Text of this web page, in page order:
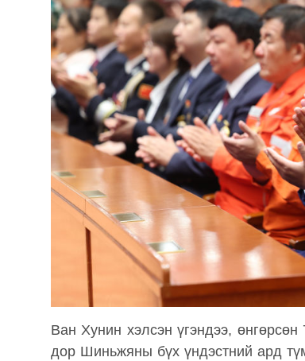
Ван Хунин хэлсэн үгэндээ,
дор Шиньжяны бүх үндэстний ард